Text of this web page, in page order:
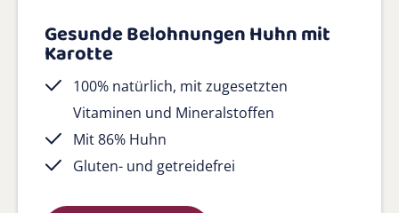
Gesunde Belohnungen Huhn mit
Karotte
100% natürlich, mit zugesetzten
Vitaminen und Mineralstoffen
Mit 86% Huhn
Gluten- und getreidefrei